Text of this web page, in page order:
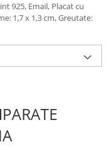
925, Email, Placat cu
1,7 x 1,3 cm, Greutate: